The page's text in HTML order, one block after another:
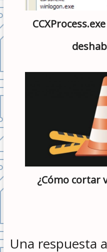
CCXProcess.exe ¿Qué es y cómo
¿Cómo
Una respuesta